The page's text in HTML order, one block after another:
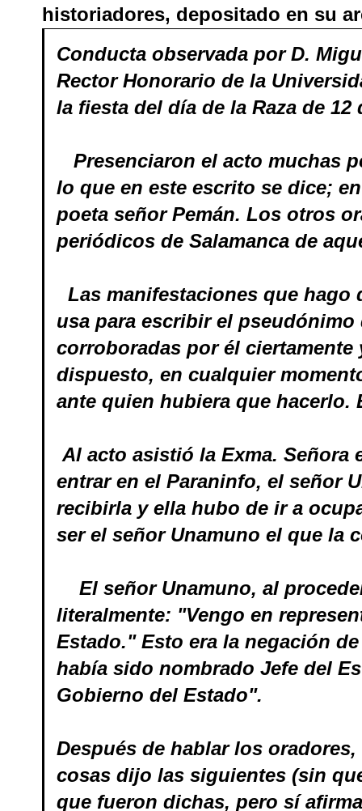
historiadores, depositado en su
Conducta observada por D.
Rector Honorario de la
la fiesta del día de la Raza de 12
Presenciaron el acto muchas
lo que en este escrito se dice;
poeta señor Pemán. Los otros
periódicos de Salamanca de
Las manifestaciones que hago
usa para escribir el
corroboradas por él ciertamente
dispuesto, en cualquier
ante quien hubiera que
Al acto asistió la Exma. Señora
entrar en el Paraninfo, el señor
recibirla y ella hubo de ir a
ser el señor Unamuno el que la
El señor Unamuno, al
literalmente: "Vengo en
Estado." Esto era la negación
había sido nombrado Jefe del
Gobierno del Estado".
Después de hablar los
cosas dijo las siguientes (sin
que fueron dichas, pero sí